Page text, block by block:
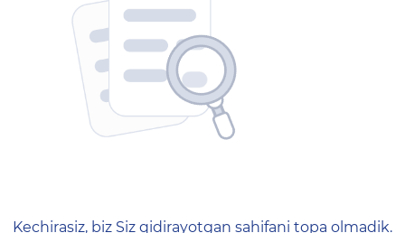
404 — Страница не
Kechirasiz, biz Siz qidirayotgan sahifani topa olmadik.